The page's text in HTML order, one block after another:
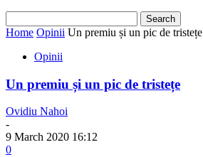
Home Opinii Un premiu și un pic de tristețe
Opinii
Un premiu și un pic de tristețe
Ovidiu Nahoi
-
9 March 2020 16:12
0